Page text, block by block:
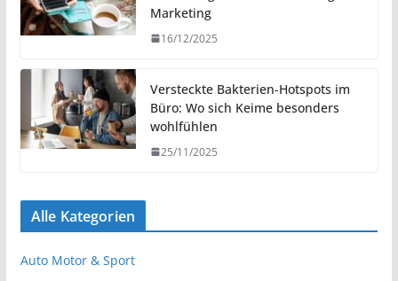
Marketing
16/12/2025
Versteckte Bakterien-Hotspots im
Büro: Wo sich Keime besonders
wohlfühlen
25/11/2025
Alle Kategorien
Auto Motor & Sport